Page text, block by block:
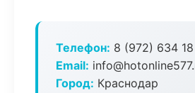
Телефон: 8 (972) 634
Email:
Город: Краснодар